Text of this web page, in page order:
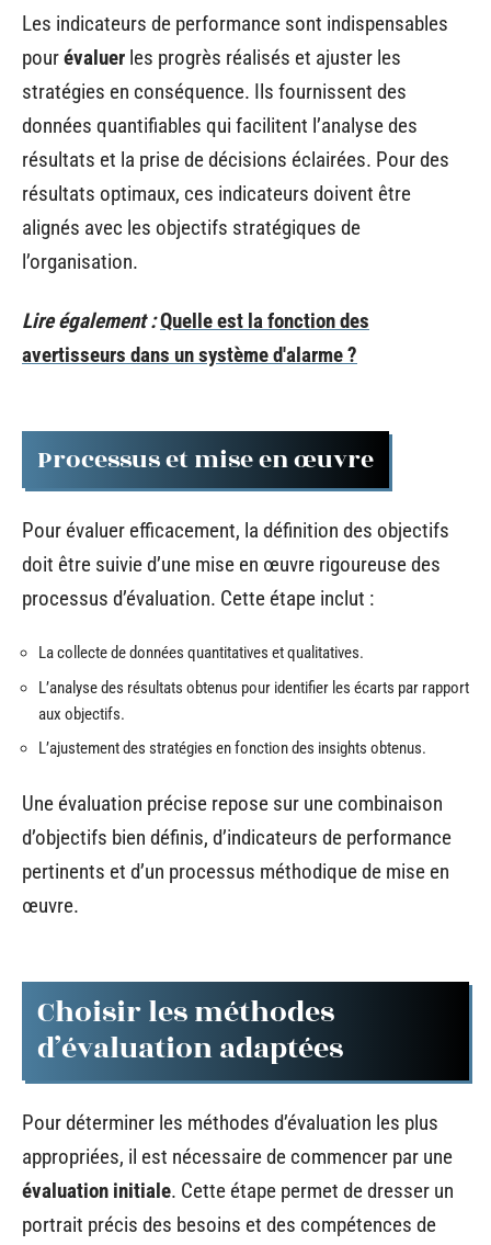
Les indicateurs de performance sont indispensables
pourévaluer les progrès réalisés et ajuster les
stratégies en conséquence. Ils fournissent des
données quantifiables qui facilitent l’analyse des
résultats et la prise de décisions éclairées. Pour des
résultats optimaux, ces indicateurs doivent être
alignés avec les objectifs stratégiques de
l’organisation.
Lire également :Quelle est la fonction des
avertisseurs dans un système d'alarme ?
Processus et mise en œuvre
Pour évaluer efficacement, la définition des objectifs
doit être suivie d’une mise en œuvre rigoureuse des
processus d’évaluation. Cette étape inclut :
La collecte de données quantitatives et qualitatives.
L’analyse des résultats obtenus pour identifier les écarts par rapport
aux objectifs.
L’ajustement des stratégies en fonction des insights obtenus.
Une évaluation précise repose sur une combinaison
d’objectifs bien définis, d’indicateurs de performance
pertinents et d’un processus méthodique de mise en
œuvre.
Choisir les méthodes
d’évaluation adaptées
Pour déterminer les méthodes d’évaluation les plus
appropriées, il est nécessaire de commencer par une
évaluation initiale. Cette étape permet de dresser un
portrait précis des besoins et des compétences de